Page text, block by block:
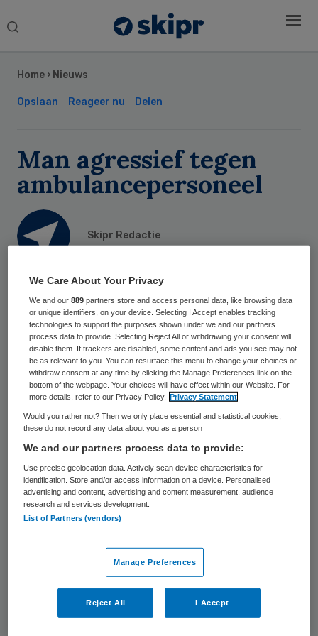
Search
Home › Nieuws
Opslaan Reageer nu Delen
Man agressief tegen
ambulancepersoneel
Skipr Redactie
28 november 2010,21:46
22 keer gelezen
Een man is zaterdag bij het Centraal
Station in Amsterdam aangehouden nadat
hij agressief werd tegen
ambulancepersoneel.
Dat meldtAT5. De ambulance was
uitgerukt omdat de man hulp nodig zou
hebben. Hij bleek echter niet zo ziek als
gedacht en werd agressief tegen de
ambulancebroeders. De man werd
overmeesterd en in de boeien geslagen.
Sidebar
We Care About Your Privacy
We and our889 partners store and access personal data, like browsing data
or unique identifiers, on your device. Selecting I Accept enables tracking
technologies to support the purposes shown under we and our partners
process data to provide. Selecting Reject All or withdrawing your consent will
disable them. If trackers are disabled, some content and ads you see may not
be as relevant to you. You can resurface this menu to change your choices or
withdraw consent at any time by clicking the Manage Preferences link on the
bottom of the webpage. Your choices will have effect within our Website. For
more details, refer to our Privacy Policy.
Privacy Statement
Would you rather not? Then we only place essential and statistical cookies,
these do not record any data about you as a person
We and our partners process data to provide:
Use precise geolocation data. Actively scan device characteristics for
identification. Store and/or access information on a device. Personalised
advertising and content, advertising and content measurement, audience
research and services development.
List of Partners (vendors)
Manage Preferences
Reject All I Accept